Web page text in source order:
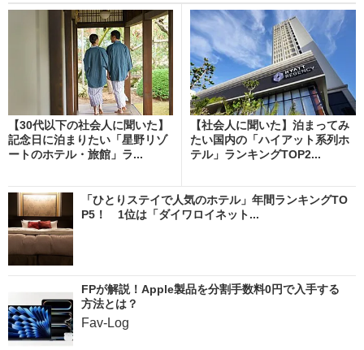
【30代以下の社会人に聞いた】
記念日に泊まりたい「星野リゾ
ートのホテル・旅館」ラ...
【社会人に聞いた】泊まってみ
たい国内の「ハイアット系列ホ
テル」ランキングTOP2...
「ひとりステイで人気のホテル」年間ランキングTO
P5！ 1位は「ダイワロイネット...
FPが解説！Apple製品を分割手数料0円で入手する
方法とは？
Fav-Log